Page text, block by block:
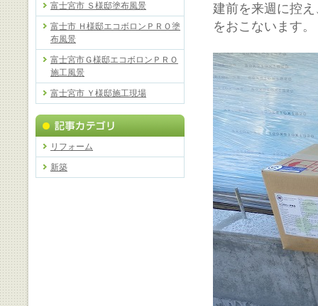
建前を来週に控
をおこないます。
富士宮市 Ｓ様邸塗布風景
富士市 Ｈ様邸エコボロンＰＲＯ塗
布風景
富士宮市Ｇ様邸エコボロンＰＲＯ
施工風景
富士宮市 Ｙ様邸施工現場
リフォーム
新築